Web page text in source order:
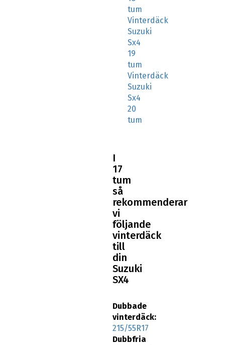
tum
Vinterdäck
Suzuki
Sx4
19
tum
Vinterdäck
Suzuki
Sx4
20
tum
I
17
tum
så
rekommenderar
vi
följande
vinterdäck
till
din
Suzuki
SX4
Dubbade
vinterdäck:
215/55R17
Dubbfria